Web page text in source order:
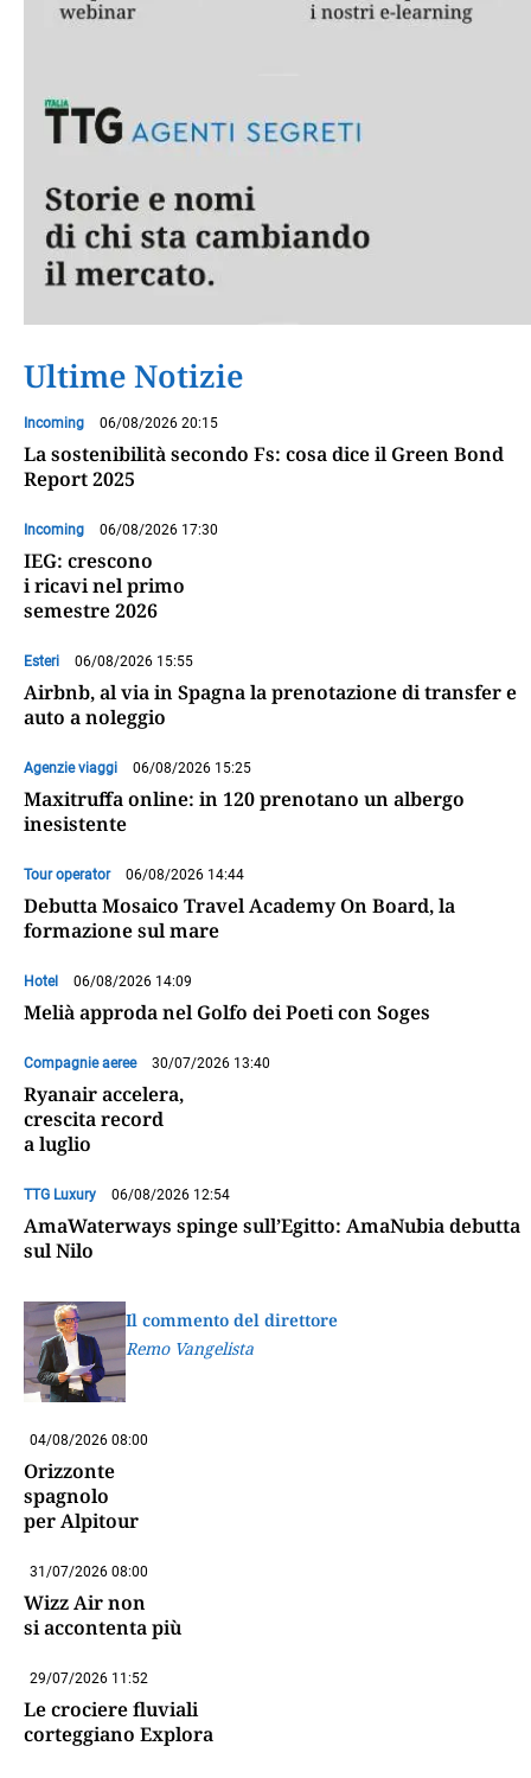
Ultime Notizie
Incoming 06/08/2026 20:15
La sostenibilità secondo Fs: cosa dice il Green Bond
Report 2025
Incoming 06/08/2026 17:30
IEG: crescono
i ricavi nel primo
semestre 2026
Esteri 06/08/2026 15:55
Airbnb, al via in Spagna la prenotazione di transfer e
auto a noleggio
Agenzie viaggi 06/08/2026 15:25
Maxitruffa online: in 120 prenotano un albergo
inesistente
Tour operator 06/08/2026 14:44
Debutta Mosaico Travel Academy On Board, la
formazione sul mare
Hotel 06/08/2026 14:09
Melià approda nel Golfo dei Poeti con Soges
Compagnie aeree 30/07/2026 13:40
Ryanair accelera,
crescita record
a luglio
TTG Luxury 06/08/2026 12:54
AmaWaterways spinge sull’Egitto: AmaNubia debutta
sul Nilo
Il commento del direttore
Remo Vangelista
04/08/2026 08:00
Orizzonte
spagnolo
per Alpitour
31/07/2026 08:00
Wizz Air non
si accontenta più
29/07/2026 11:52
Le crociere fluviali
corteggiano Explora